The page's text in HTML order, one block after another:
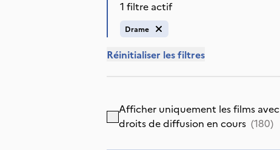
1 filtre actif
Drame
Réinitialiser les filtres
Afficher uniquement les films avec
droits de diffusion en cours (180)